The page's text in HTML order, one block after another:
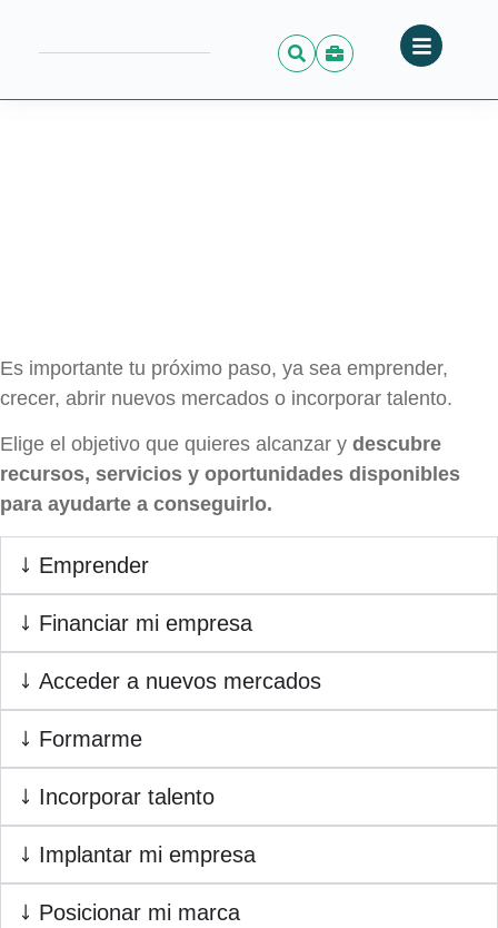
Es importante tu próximo paso, ya sea emprender,
crecer, abrir nuevos mercados o incorporar talento.
Elige el objetivo que quieres alcanzar y descubre
recursos, servicios y oportunidades disponibles
para ayudarte a conseguirlo.
Emprender
Financiar mi empresa
Acceder a nuevos mercados
Formarme
Incorporar talento
Implantar mi empresa
Posicionar mi marca